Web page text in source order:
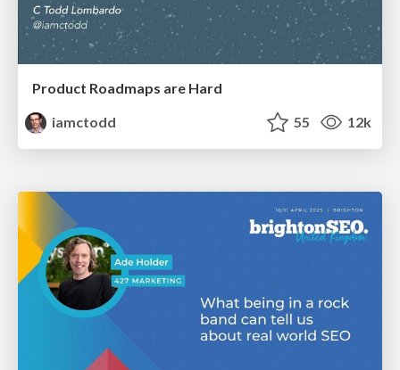
Product Roadmaps are Hard
iamctodd
55 12k